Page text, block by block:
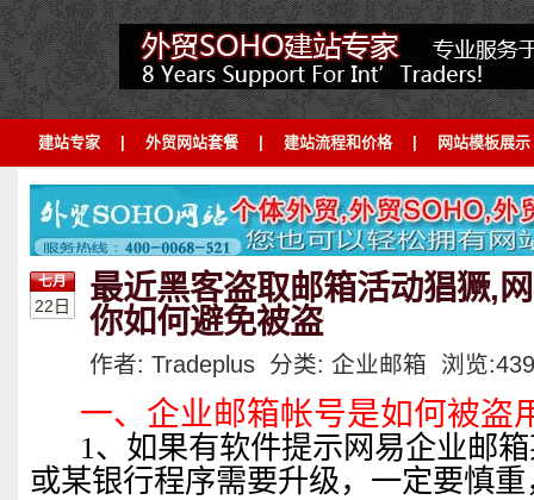
建站专家 外贸网站套餐 建站流程和价格 网站模板展示
七月
22日
最近黑客盗取邮箱活动猖獗,
你如何避免被盗
作者: Tradeplus 分类: 企业邮箱 浏览:
一、企业邮箱帐号是如何被盗
1、如果有软件提示网易企业邮
或某银行程序需要升级，一定要慎